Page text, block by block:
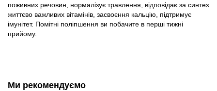
поживних речовин, нормалізує травлення, відповідає за синтез
життєво важливих вітамінів, засвоєння кальцію, підтримує
імунітет. Помітні поліпшення ви побачите в перші тижні
прийому.
Ми рекомендуємо